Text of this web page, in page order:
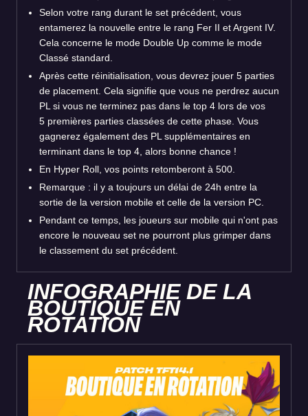
Selon votre rang durant le set précédent, vous
entamerez la nouvelle entre le rang Fer II et Argent IV.
Cela concerne le mode Double Up comme le mode
Classé standard.
Après cette réinitialisation, vous devrez jouer 5 parties
de placement. Cela signifie que vous ne perdrez aucun
PL si vous ne terminez pas dans le top 4 lors de vos
5 premières parties classées de cette phase. Vous
gagnerez également des PL supplémentaires en
terminant dans le top 4, alors bonne chance !
En Hyper Roll, vos points retomberont à 500.
Remarque : il y a toujours un délai de 24h entre la
sortie de la version mobile et celle de la version PC.
Pendant ce temps, les joueurs sur mobile qui n'ont pas
encore le nouveau set ne pourront plus grimper dans
le classement du set précédent.
INFOGRAPHIE DE LA
BOUTIQUE EN
ROTATION